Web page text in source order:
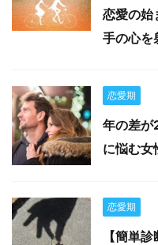
恋愛の始
手の心を
恋愛期
年の差が
に悩む女
恋愛期
【簡単